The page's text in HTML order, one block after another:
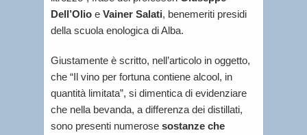
Dell’Olio e Vainer Salati, benemeriti presidi
della scuola enologica di Alba.
Giustamente è scritto, nell’articolo in oggetto,
che “Il vino per fortuna contiene alcool, in
quantità limitata”, si dimentica di evidenziare
che nella bevanda, a differenza dei distillati,
sono presenti numerose sostanze che